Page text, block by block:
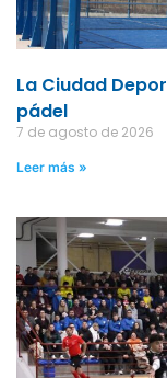
La Ciudad
pádel
7 de agosto de 2026
Leer más »